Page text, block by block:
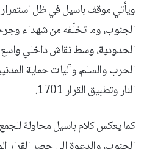
ويأتي موقف باسيل في ظل استمرار
الجنوب، وما تخلّفه من شهداء
الحدودية، وسط نقاش داخلي
الحرب والسلم، وآليات حماية
النار وتطبيق القرار 1701.
كما يعكس كلام باسيل محاولة